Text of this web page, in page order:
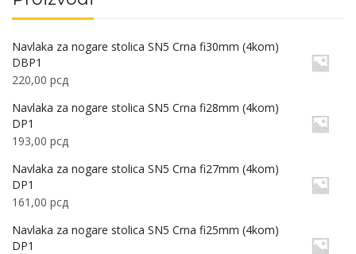
Navlaka za nogare stolica SN5 Crna fi30mm (4kom)
DBP1
220,00 рсд
Navlaka za nogare stolica SN5 Crna fi28mm (4kom)
DP1
193,00 рсд
Navlaka za nogare stolica SN5 Crna fi27mm (4kom)
DP1
161,00 рсд
Navlaka za nogare stolica SN5 Crna fi25mm (4kom)
DP1